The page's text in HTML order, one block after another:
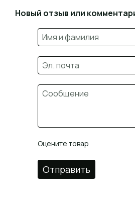
Новый отзыв или
Оцените товар
Отправить